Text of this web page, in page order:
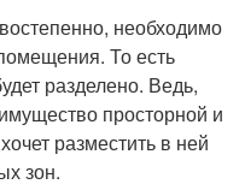
необходимо
То есть
разделено. Ведь,
просторной и
разместить в ней
зон.